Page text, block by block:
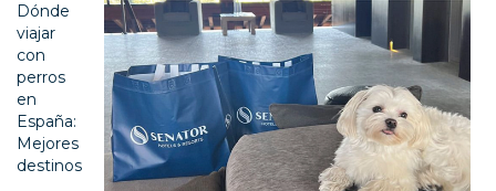
Dónde
viajar
con
perros
en
España:
Mejores
destinos